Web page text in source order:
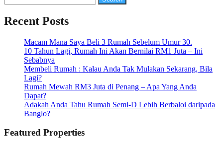
for:
Recent Posts
Macam Mana Saya Beli 3 Rumah Sebelum Umur 30.
10 Tahun Lagi, Rumah Ini Akan Bernilai RM1 Juta – Ini
Sebabnya
Membeli Rumah : Kalau Anda Tak Mulakan Sekarang, Bila
Lagi?
Rumah Mewah RM3 Juta di Penang – Apa Yang Anda
Dapat?
Adakah Anda Tahu Rumah Semi-D Lebih Berbaloi daripada
Banglo?
Featured Properties